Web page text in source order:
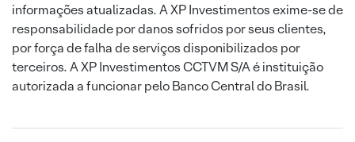
informações atualizadas. A XP Investimentos exime-se de
responsabilidade por danos sofridos por seus clientes,
por força de falha de serviços disponibilizados por
terceiros. A XP Investimentos CCTVM S/A é instituição
autorizada a funcionar pelo Banco Central do Brasil.